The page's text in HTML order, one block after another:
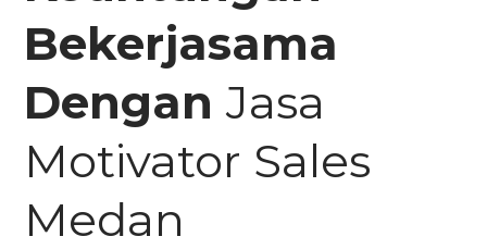
Bekerjasama
DenganJasa
Motivator Sales
Medan